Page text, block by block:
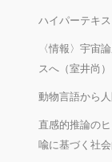
ハイパーテキ
〈情報〉宇宙
スへ（室井尚）
動物言語から
直感的推論の
喩に基づく社